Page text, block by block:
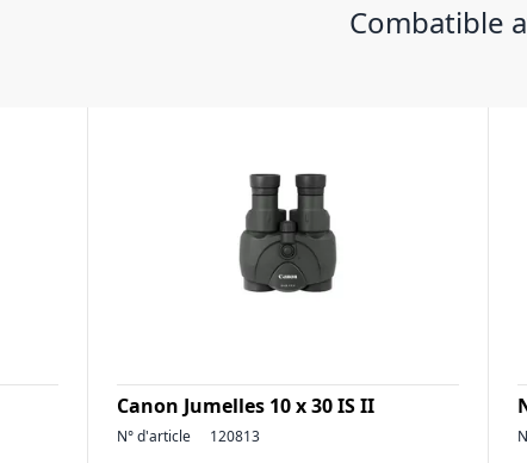
Combatible
Canon Jumelles 10 x 30 IS II
N° d'article
120813